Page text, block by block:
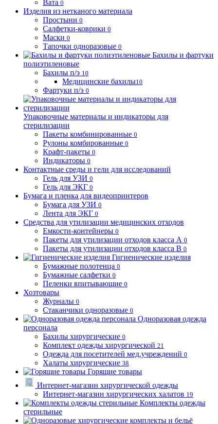
Вата 0
Изделия из нетканого материала
Простыни 0
Салфетки-коврики 0
Маски 0
Тапочки одноразовые 0
Бахилы и фартуки
полиэтиленовые
Бахилы п/э 10
Медицинские бахилы10
Фартуки п/э 0
Упаковочные материалы и индикаторы для
стерилизации
Пакеты комбинированные 0
Рулоны комбированные 0
Крафт-пакеты 0
Индикаторы 0
Контактные среды и гели для исследований
Гель для УЗИ 0
Гель для ЭКГ 0
Бумага и пленка для видеопринтеров
Бумага для УЗИ 0
Лента для ЭКГ 0
Средства для утилизации медицинских отходов
Емкости-контейнеры 0
Пакеты для утилизации отходов класса А 0
Пакеты для утилизации отходов класса В 0
Гигиенические изделия
Бумажные полотенца 0
Бумажные салфетки 0
Пеленки впитывающие 0
Хозтовары
Журналы 0
Стаканчики одноразовые 0
Одноразовая одежда
персонала
Бахилы хирургические 0
Комплект одежды хирургической 21
Одежда для посетителей мед.учреждений 0
Халаты хирургические 38
Горящие товары
Интернет-магазин хирургической одежды
Интернет-магазин хирургических халатов 19
Комплекты одежды
стерильные